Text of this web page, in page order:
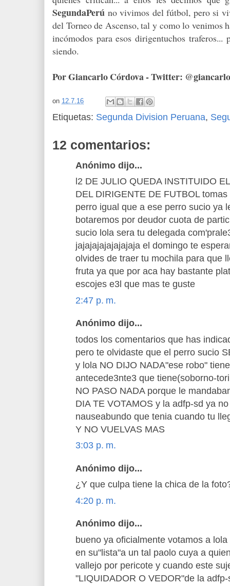
SegundaPerú no vivimos del fútbol, pero si
del Torneo de Ascenso, tal y como lo venimos
incómodos para esos dirigentuchos traferos...
siendo.
Por Giancarlo Córdova - Twitter:
on 12.7.16
Etiquetas: Segunda Division Peruana,
12 comentarios:
Anónimo dijo...
l2 DE JULIO QUEDA INSTITUIDO
DEL DIRIGENTE DE FUTBOL
perro igual que a ese perro sucio ya
botaremos por deudor cuota de
sucio lola sera tu delegada
jajajajajajajajaja el domingo te
olvides de traer tu mochila para que
fruta ya que por aca hay bastante
escojes e3l que mas te guste
2:47 p. m.
Anónimo dijo...
todos los comentarios que has
pero te olvidaste que el perro sucio
y lola NO DIJO NADA"ese robo"
antecede3nte3 que tiene(soborno-
NO PASO NADA porque le
DIA TE VOTAMOS y la adfp-sd ya
nauseabundo que tenia cuando tu
Y NO VUELVAS MAS
3:03 p. m.
Anónimo dijo...
¿Y que culpa tiene la chica de la
4:20 p. m.
Anónimo dijo...
bueno ya oficialmente votamos a
en su"lista"a un tal paolo cuya a
vallejo por pericote y cuando este
"LIQUIDADOR O VEDOR"de la